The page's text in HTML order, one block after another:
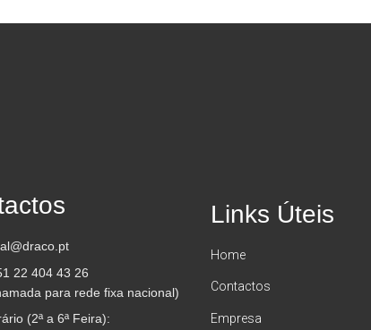
22 404 43 26
para rede fixa nacional)
(2ª a 6ª Feira):
Links Úteis
Home
Contactos
Empresa